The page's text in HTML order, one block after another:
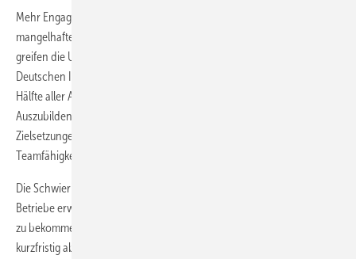
Mehr Engagement ist gefragt – auf beiden Seiten. Statt über das
mangelhafte Leistungsvermögen von Schulabgängern zu klagen,
greifen die Unternehmen zur Selbsthilfe. Nach einer Umfrage des
Deutschen Indus­trie- und Handelskammertages organisiert bereits die
Hälfte aller Ausbildungsbetriebe Nachhilfe für einen Teil ihrer
Auszubildenden. Lernen lernen ist dabei eine der wesentlichsten
Zielsetzungen. Aber es geht auch um Motivation, Disziplin oder
Teamfähigkeit.
Die Schwierigkeit beginnt oft schon einen Schritt vorher: Für viele
Betriebe erweist es sich als mühsam, überhaupt einen neuen Lehrling
zu bekommen. Nicht selten springen die, die bereits zugesagt hatten,
kurzfristig ab, weil sie eine Zusage an anderer Stelle bekommen